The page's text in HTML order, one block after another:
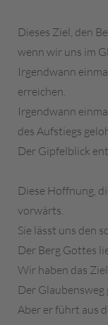
Dieses Ziel, den
wenn wir uns im
Irgendwann
erreichen.
Irgendwann
des Aufstiegs
Der Gipfelblick
Diese Hoffnung,
vorwärts.
Sie lässt uns den
Der Berg Gottes
Wir haben das
Der
Aber er führt aus